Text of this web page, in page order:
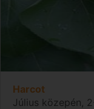
Harcot
Július közepén,